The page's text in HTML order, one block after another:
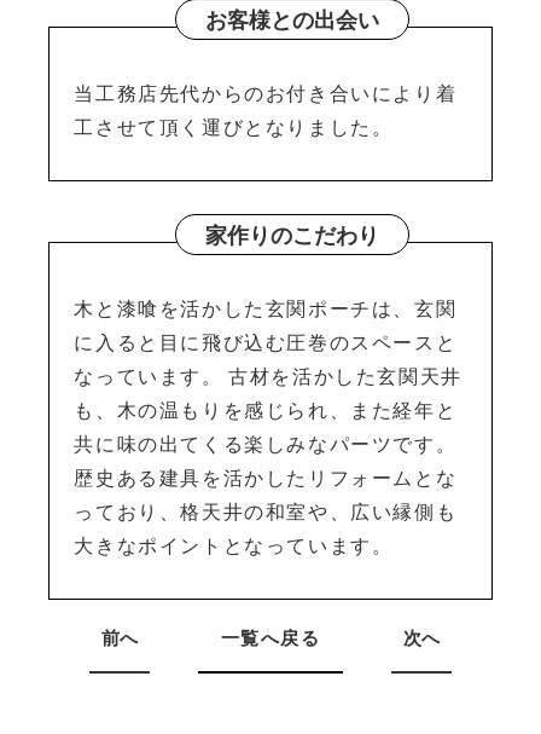
お客様との出会い
当工務店先代からのお付き合いにより着
工させて頂く運びとなりました。
家作りのこだわり
木と漆喰を活かした玄関ポーチは、玄関
に入ると目に飛び込む圧巻のスペースと
なっています。 古材を活かした玄関天井
も、木の温もりを感じられ、また経年と
共に味の出てくる楽しみなパーツです。
歴史ある建具を活かしたリフォームとな
っており、格天井の和室や、広い縁側も
大きなポイントとなっています。
前へ 一覧へ戻る 次へ